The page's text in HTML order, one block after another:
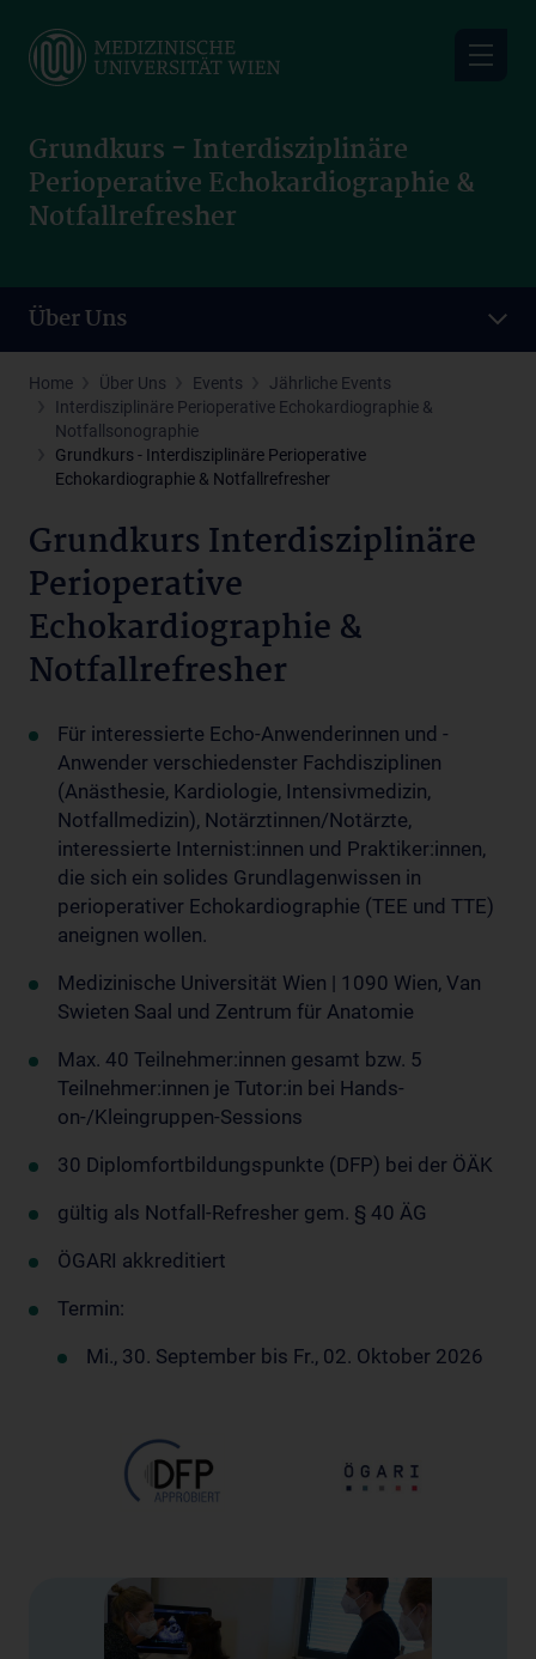
main
Grundkurs - Interdisziplinäre
Perioperative Echokardiographie &
Notfallrefresher
Über Uns
Home Über Uns Events
Jährliche Events
Interdisziplinäre Perioperative Echokardiographie &
Notfallsonographie
Grundkurs - Interdisziplinäre Perioperative
Echokardiographie & Notfallrefresher
Grundkurs Interdisziplinäre
Perioperative
Echokardiographie &
Notfallrefresher
Für interessierte Echo-Anwenderinnen und -
Anwender verschiedenster Fachdisziplinen
(Anästhesie, Kardiologie, Intensivmedizin,
Notfallmedizin), Notärztinnen/Notärzte,
interessierte Internist:innen und Praktiker:innen,
die sich ein solides Grundlagenwissen in
perioperativer Echokardiographie (TEE und TTE)
aneignen wollen.
Medizinische Universität Wien | 1090 Wien, Van
Swieten Saal und Zentrum für Anatomie
Max. 40 Teilnehmer:innen gesamt bzw. 5
Teilnehmer:innen je Tutor:in bei Hands-
on-/Kleingruppen-Sessions
30 Diplomfortbildungspunkte (DFP) bei der ÖÄK
gültig als Notfall-Refresher gem. § 40 ÄG
ÖGARI akkreditiert
Termin:
Mi., 30. September bis Fr., 02. Oktober 2026